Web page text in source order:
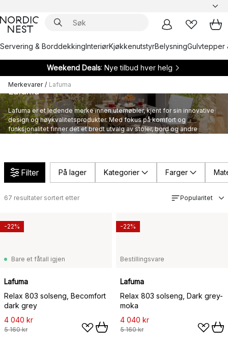
Servering & BorddekkingInteriørKjøkkenutstyrBelysningGulvtepper
Weekend Deals: Nye tilbud hver helg
Merkevarer / Lafuma
Lafuma
Lafuma er et ledende merke innen utemøbler, kjent for sin innovative
design og høykvalitetsprodukter. Med fokus på komfort og
funksjonalitet finner det et bredt utvalg av stoler, bord og andre
Filter På lager Kategorier Farger
67 resultater sortert etter Popularitet
Bare et fåtall igjen
Lafuma
Relax 803 solseng, Becomfort
dark grey
4 040 kr
5 160 kr
-22%
Bestillingsvare
Lafuma
Relax 803 solseng, Dark grey-
moka
4 040 kr
5 160 kr
-22%